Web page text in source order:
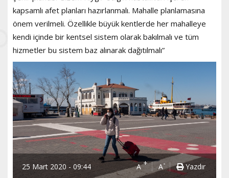
kapsamlı afet planları hazırlanmalı. Mahalle planlamasına
önem verilmeli. Özellikle büyük kentlerde her mahalleye
kendi içinde bir kentsel sistem olarak bakılmalı ve tüm
hizmetler bu sistem baz alınarak dağıtılmalı”
25 Mart 2020 - 09:44 A+ A- Yazdır